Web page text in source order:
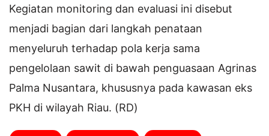
Kegiatan monitoring dan evaluasi ini disebut
menjadi bagian dari langkah penataan
menyeluruh terhadap pola kerja sama
pengelolaan sawit di bawah penguasaan Agrinas
Palma Nusantara, khususnya pada kawasan eks
PKH di wilayah Riau. (RD)